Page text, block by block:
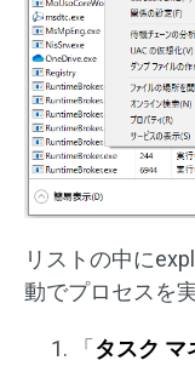
リストの中に
動でプロセスを
「 タスク マ